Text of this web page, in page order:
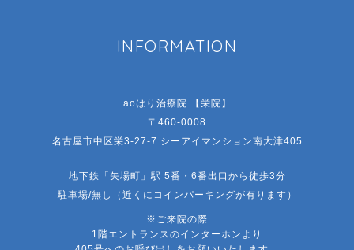
INFORMATION
aoはり治療院 【栄院】
〒460-0008
名古屋市中区栄3-27-7 シーアイマンション南大津405
地下鉄「矢場町」駅 5番・6番出口から徒歩3分
駐車場/無し（近くにコインパーキングが有ります）
※ご来院の際
1階エントランスのインターホンより